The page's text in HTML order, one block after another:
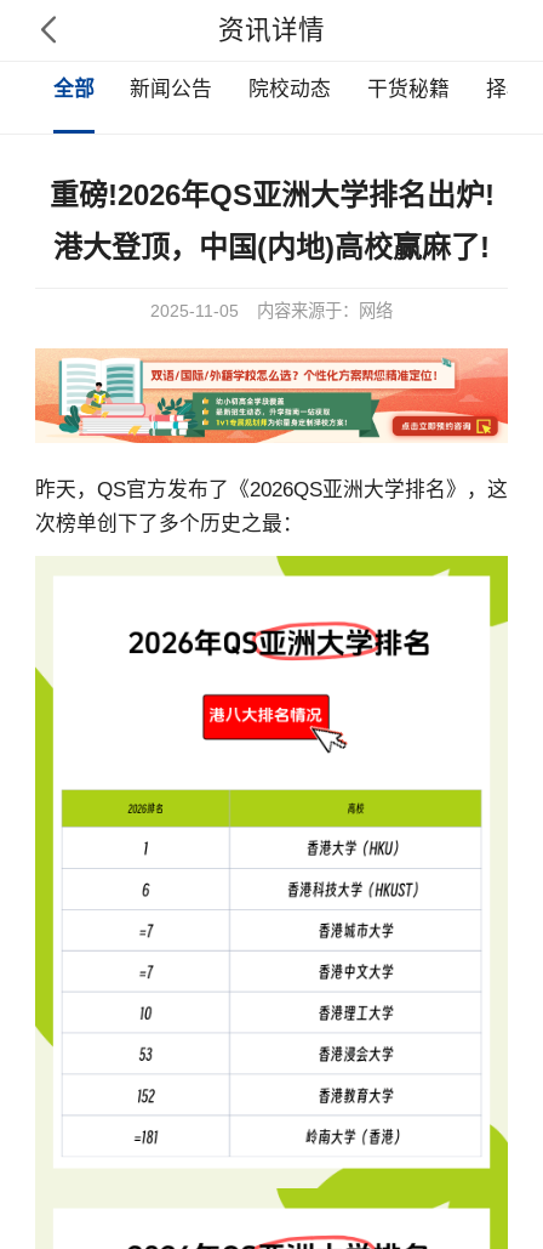
 资讯详情
全部 新闻公告 院校动态 干货秘籍 择校
重磅!2026年QS亚洲大学排名出炉!
港大登顶，中国(内地)高校赢麻了!
2025-11-05 内容来源于：网络
昨天，QS官方发布了《2026QS亚洲大学排名》，这
次榜单创下了多个历史之最：